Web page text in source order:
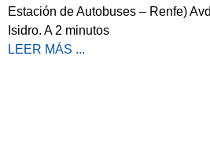
Estación de Autobuses – Renfe)
Isidro. A 2 minutos
LEER MÁS ...